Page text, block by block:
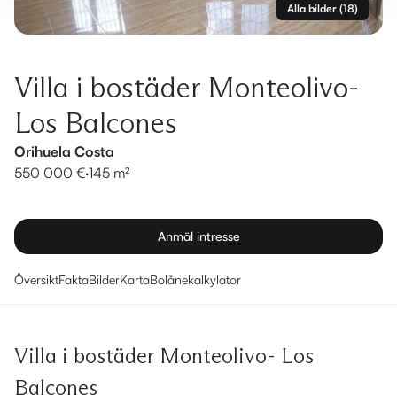
Alla bilder (18)
Villa i bostäder Monteolivo-
Los Balcones
Orihuela Costa
550 000 €·145 m²
Anmäl intresse
ÖversiktFaktaBilderKartaBolånekalkylator
Villa i bostäder Monteolivo- Los
Balcones